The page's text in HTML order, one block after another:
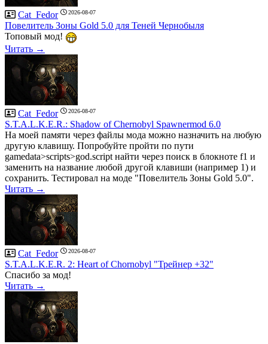
Cat_Fedor 2026-08-07
Повелитель Зоны Gold 5.0 для Теней Чернобыля
Топовый мод!
Читать →
Cat_Fedor 2026-08-07
S.T.A.L.K.E.R.: Shadow of Chernobyl Spawnermod 6.0
На моей памяти через файлы мода можно назначить на любую
другую клавишу. Попробуйте пройти по пути
gamedata>scripts>god.script найти через поиск в блокноте f1 и
заменить на название любой другой клавиши (например 1) и
сохранить. Тестировал на моде "Повелитель Зоны Gold 5.0".
Читать →
Cat_Fedor 2026-08-07
S.T.A.L.K.E.R. 2: Heart of Chornobyl "Трейнер +32"
Спасибо за мод!
Читать →